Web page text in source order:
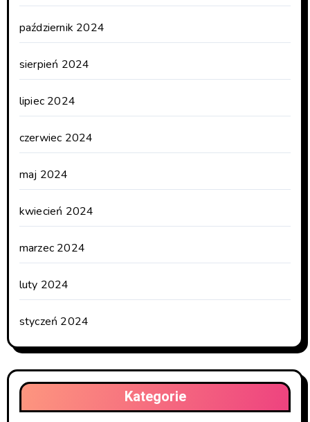
październik 2024
sierpień 2024
lipiec 2024
czerwiec 2024
maj 2024
kwiecień 2024
marzec 2024
luty 2024
styczeń 2024
Kategorie